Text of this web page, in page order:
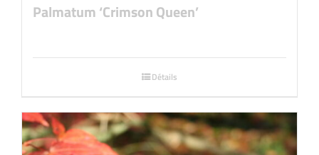
Palmatum ‘Crimson Queen’
Détails